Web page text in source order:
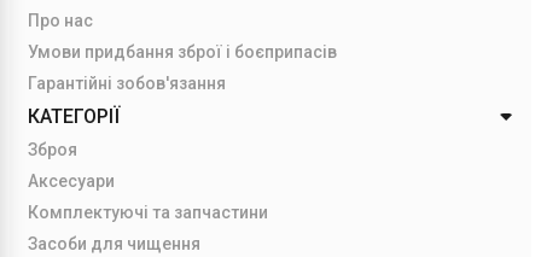
Про нас
Умови придбання зброї і боєприпасів
Гарантійні зобов'язання
КАТЕГОРІЇ
Зброя
Аксесуари
Комплектуючі та запчастини
Засоби для чищення